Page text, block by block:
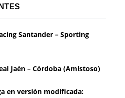
Santander – Sporting
Jaén – Córdoba (Amistoso)
en versión modificada: